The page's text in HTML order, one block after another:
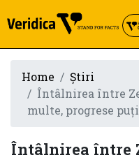
Home
Știri
Întâlnirea între
multe, progrese
Întâlnirea între